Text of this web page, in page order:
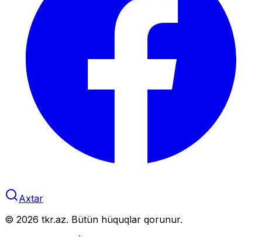
Axtar
© 2026 tkr.az. Bütün hüquqlar qorunur.